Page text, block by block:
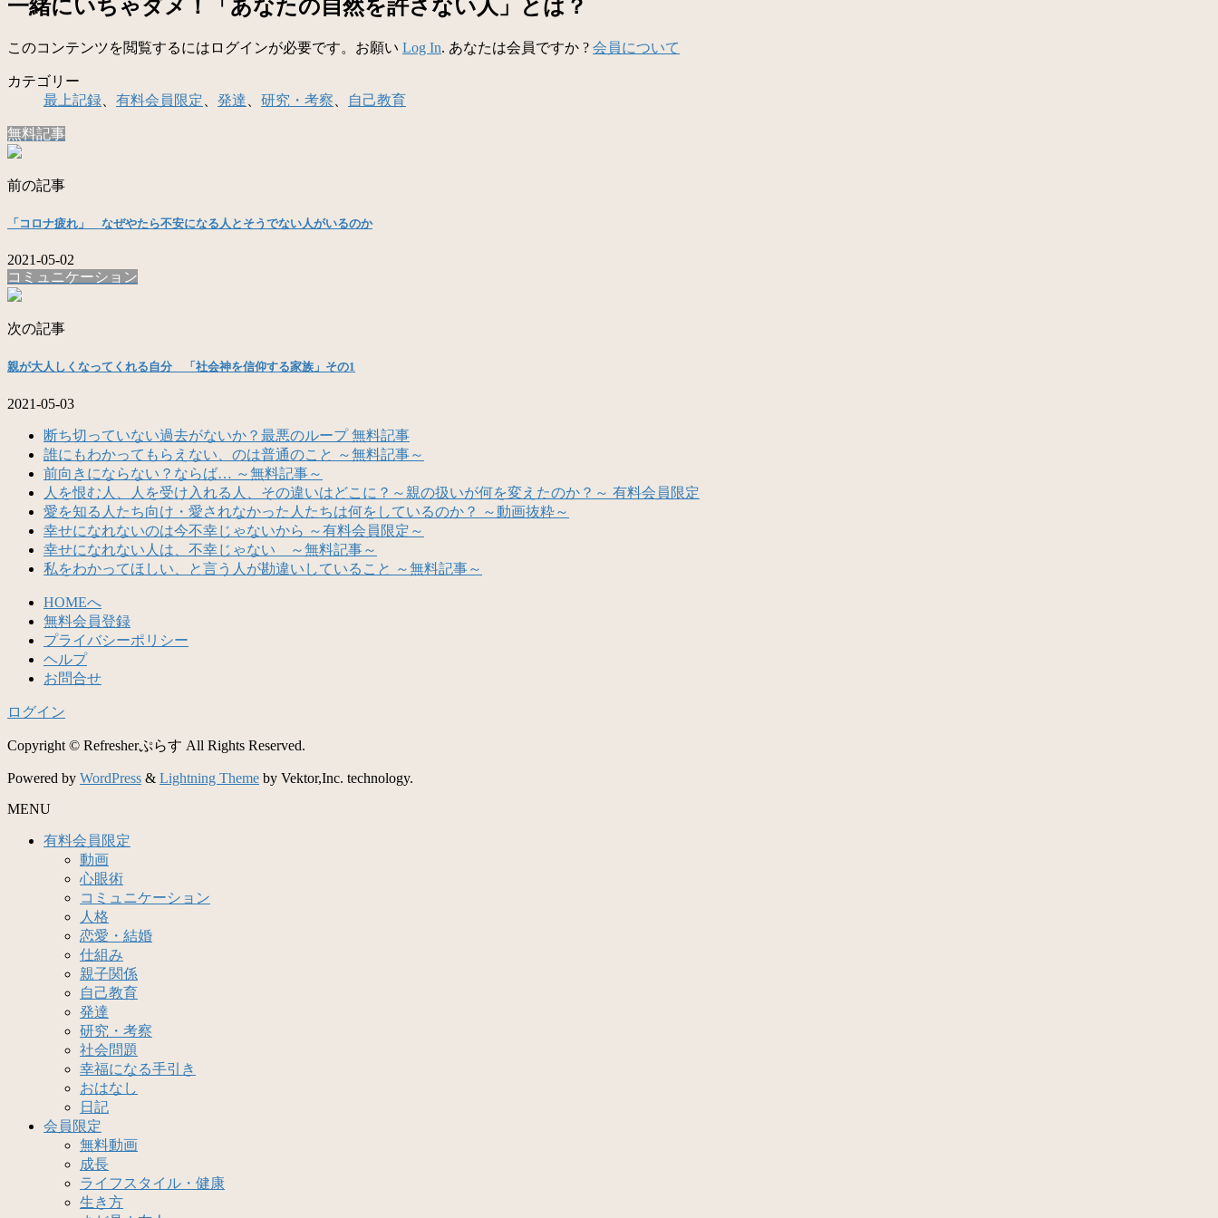
一緒にいちゃダメ！「あなたの自然を許さない人」とは？
このコンテンツを閲覧するにはログインが必要です。お願い Log In. あなたは会員ですか ? 会員について
カテゴリー
最上記録
有料会員限定 発達 研究・考察 自己教育
無料記事
前の記事
「コロナ疲れ」 なぜやたら不安になる人とそうでない人がいるのか
2021-05-02
コミュニケーション
次の記事
親が大人しくなってくれる自分 「社会神を信仰する家族」その1
2021-05-03
断ち切っていない過去がないか？最悪のループ 無料記事
誰にもわかってもらえない、のは普通のこと ～無料記事～
前向きにならない？ならば… ～無料記事～
人を恨む人、人を受け入れる人、その違いはどこに？～親の扱いが何を変えたのか？～ 有料会員限定
愛を知る人たち向け・愛されなかった人たちは何をしているのか？ ～動画抜粋～
幸せになれないのは今不幸じゃないから ～有料会員限定～
幸せになれない人は、不幸じゃない ～無料記事～
私をわかってほしい、と言う人が勘違いしていること ～無料記事～
HOMEへ
無料会員登録
プライバシーポリシー
ヘルプ
お問合せ
ログイン
Copyright © Refresherぷらす All Rights Reserved.
Powered by WordPress & Lightning Theme by Vektor,Inc. technology.
MENU
有料会員限定
動画
心眼術
コミュニケーション
人格
恋愛・結婚
仕組み
親子関係
自己教育
発達
研究・考察
社会問題
幸福になる手引き
おはなし
日記
会員限定
無料動画
成長
ライフスタイル・健康
生き方